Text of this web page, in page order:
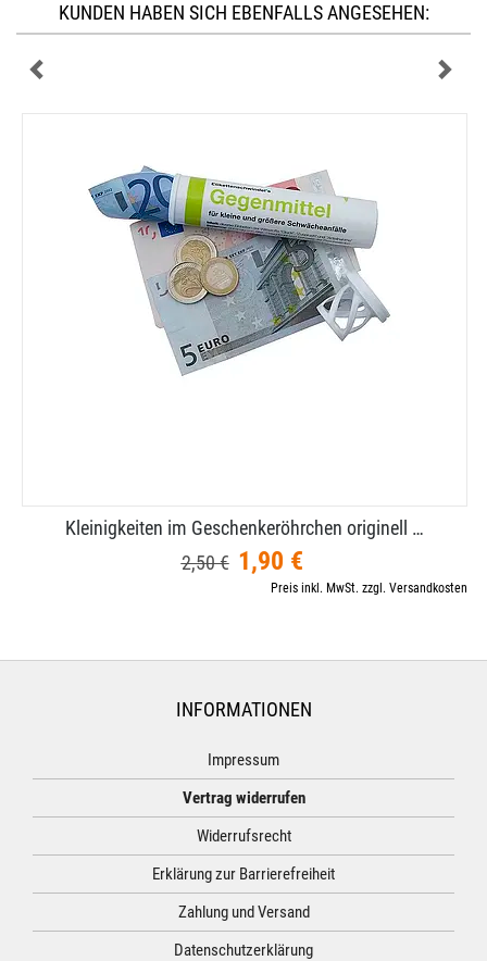
KUNDEN HABEN SICH EBENFALLS ANGESEHEN:
Kleinigkeiten im Geschenkeröhrchen originell …
2,50 € 1,90 €
Preis inkl. MwSt. zzgl. Versandkosten
INFORMATIONEN
Impressum
Vertrag widerrufen
Widerrufsrecht
Erklärung zur Barrierefreiheit
Zahlung und Versand
Datenschutzerklärung